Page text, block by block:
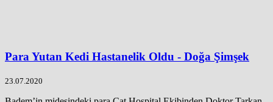
Para Yutan Kedi Hastanelik Oldu - Doğa Şimşek
23.07.2020